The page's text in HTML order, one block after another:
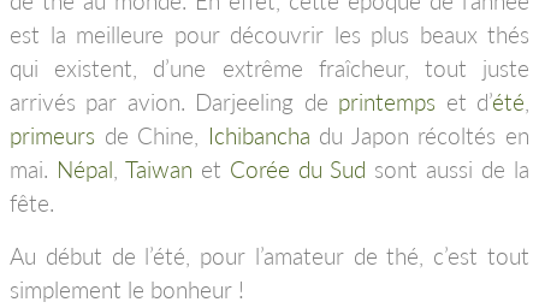
est la meilleure pour découvrir les plus beaux thés
qui existent, d’une extrême fraîcheur, tout juste
arrivés par avion. Darjeeling de printemps et d’été
primeurs de Chine, Ichibancha du Japon récoltés en
mai. Népal Taiwan et Corée du Sud sont aussi de la
fête.
Au début de l’été, pour l’amateur de thé, c’est tout
simplement le bonheur !